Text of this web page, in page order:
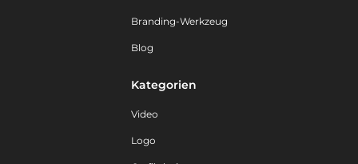
Branding-Werkzeug
Blog
Kategorien
Video
Logo